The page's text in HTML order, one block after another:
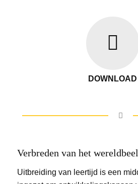
DOWNLOAD
Verbreden van het
Uitbreiding van leertijd is een